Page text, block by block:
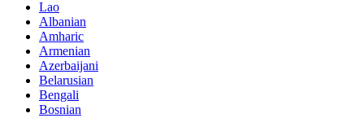
Lao
Albanian
Amharic
Armenian
Azerbaijani
Belarusian
Bengali
Bosnian